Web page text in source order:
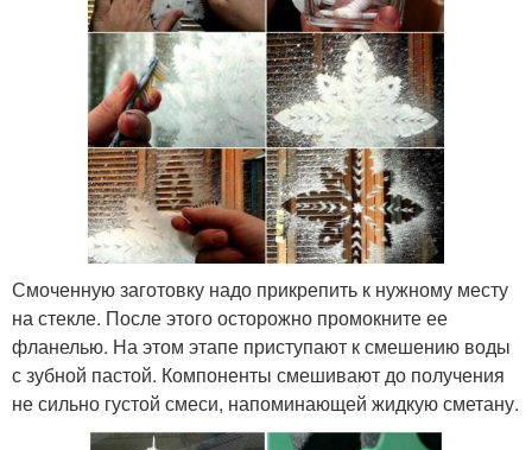
Смоченную заготовку надо прикрепить к нужному месту
на стекле. После этого осторожно промокните ее
фланелью. На этом этапе приступают к смешению воды
с зубной пастой. Компоненты смешивают до получения
не сильно густой смеси, напоминающей жидкую сметану.